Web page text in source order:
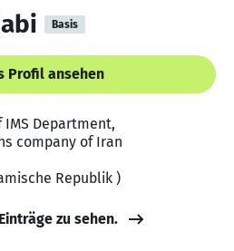
Basis
Profil ansehen
Department,
company of Iran
Republik )
zu sehen.